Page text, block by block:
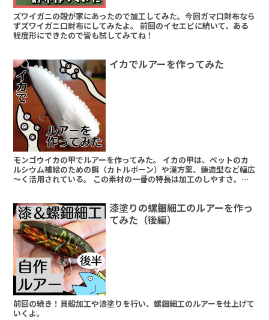
ズワイガニの殻が家にあったので加工してみた。今回ガマ口財布なら
ずズワイガニ口財布にしてみたよ。 前回のイセエビに続いて、ある
程度形にできたので皆も試してみてね！
イカでルアーを作ってみた
モンゴウイカの甲でルアーを作ってみた。 イカの甲は、ペットのカ
ルシウム補給のための餌（カトルボーン）や漢方薬、鋳造型など幅広
～く活用されている。 この素材の一番の特長は加工のしやすさ。言
漆塗りの螺鈿細工のルアーを作っ
てみた（後編）
前回の続き！貝殻加工や漆塗りを行い、螺鈿細工のルアーを仕上げて
いくよ。